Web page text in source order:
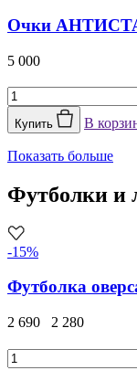
Очки
5 000
Купить В
Показать больше
Футболки и
-15%
Футболка
2 690 2 280